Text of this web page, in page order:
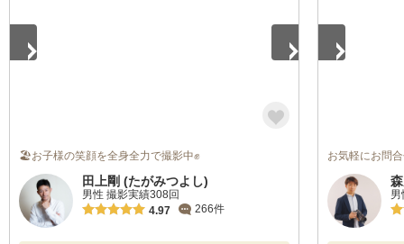
🏖お子様の笑顔を全身全力で撮影中✊
田上剛 (たがみつよし)
男性 撮影実績308回
4.97
266件
お気軽にお問